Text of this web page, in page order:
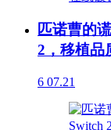
匹诺曹的
2，移植品
6 07.21